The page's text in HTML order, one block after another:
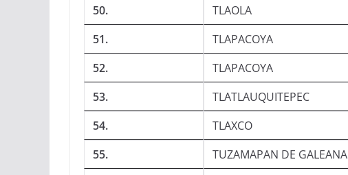
50.
TLAOLA
51.
TLAPACOYA
52.
TLAPACOYA
53.
TLATLAUQUITEPEC
54.
TLAXCO
55.
TUZAMAPAN DE GALEANA